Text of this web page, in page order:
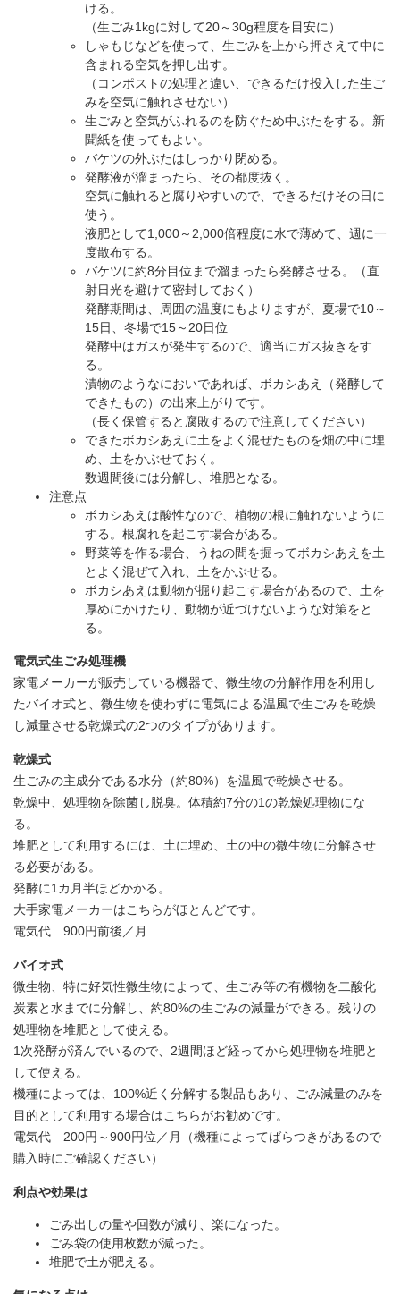
ける。
（生ごみ1kgに対して20～30g程度を目安に）
しゃもじなどを使って、生ごみを上から押さえて中に
含まれる空気を押し出す。
（コンポストの処理と違い、できるだけ投入した生ご
みを空気に触れさせない）
生ごみと空気がふれるのを防ぐため中ぶたをする。新
聞紙を使ってもよい。
バケツの外ぶたはしっかり閉める。
発酵液が溜まったら、その都度抜く。
空気に触れると腐りやすいので、できるだけその日に
使う。
液肥として1,000～2,000倍程度に水で薄めて、週に一
度散布する。
バケツに約8分目位まで溜まったら発酵させる。（直
射日光を避けて密封しておく）
発酵期間は、周囲の温度にもよりますが、夏場で10～
15日、冬場で15～20日位
発酵中はガスが発生するので、適当にガス抜きをす
る。
漬物のようなにおいであれば、ボカシあえ（発酵して
できたもの）の出来上がりです。
（長く保管すると腐敗するので注意してください）
できたボカシあえに土をよく混ぜたものを畑の中に埋
め、土をかぶせておく。
​数週間後には分解し、堆肥となる。
注意点
ボカシあえは酸性なので、植物の根に触れないように
する。根腐れを起こす場合がある。
野菜等を作る場合、うねの間を掘ってボカシあえを土
とよく混ぜて入れ、土をかぶせる。
ボカシあえは動物が掘り起こす場合があるので、土を
厚めにかけたり、動物が近づけないような対策をと
る。
電気式生ごみ処理機
家電メーカーが販売している機器で、微生物の分解作用を利用し
たバイオ式と、微生物を使わずに電気による温風で生ごみを乾燥
し減量させる乾燥式の2つのタイプがあります。
乾燥式
生ごみの主成分である水分（約80%）を温風で乾燥させる。
乾燥中、処理物を除菌し脱臭。体積約7分の1の乾燥処理物にな
る。
堆肥として利用するには、土に埋め、土の中の微生物に分解させ
る必要がある。
発酵に1カ月半ほどかかる。
大手家電メーカーはこちらがほとんどです。
電気代 900円前後／月
バイオ式
微生物、特に好気性微生物によって、生ごみ等の有機物を二酸化
炭素と水までに分解し、約80%の生ごみの減量ができる。残りの
処理物を堆肥として使える。
1次発酵が済んでいるので、2週間ほど経ってから処理物を堆肥と
して使える。
機種によっては、100%近く分解する製品もあり、ごみ減量のみを
目的として利用する場合はこちらがお勧めです。
電気代 200円～900円位／月（機種によってばらつきがあるので
購入時にご確認ください）
利点や効果は
ごみ出しの量や回数が減り、楽になった。
ごみ袋の使用枚数が減った。
堆肥で土が肥える。